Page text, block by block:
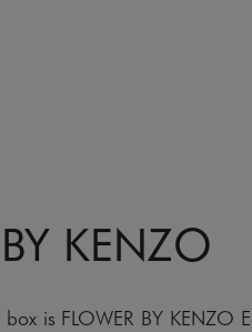
KENZO
is FLOWER BY KENZO